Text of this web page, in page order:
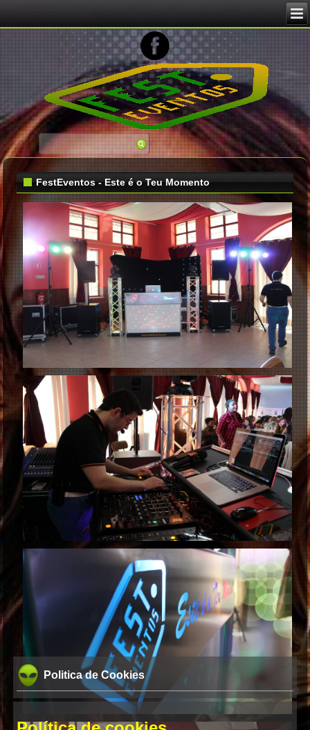
FestEventos - Este é o Teu Momento
Politica de Cookies